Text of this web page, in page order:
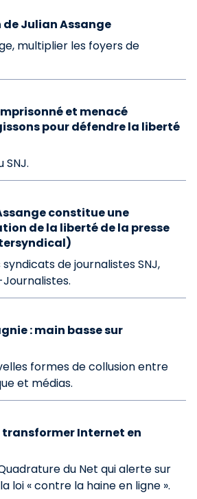
Julian Assange
multiplier les foyers de
et menacé
pour défendre la liberté
SNJ.
constitue une
de la liberté de la presse
de journalistes SNJ,
: main basse sur
formes de collusion entre
et médias.
transformer Internet en
du Net qui alerte sur
loi « contre la haine en ligne ».